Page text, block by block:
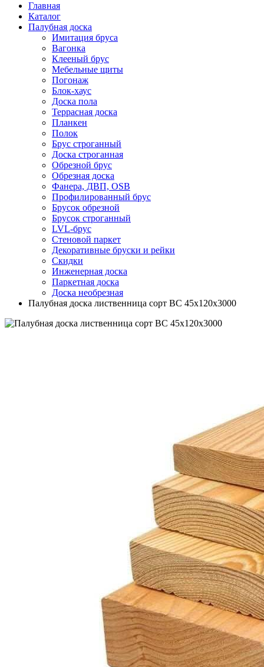
Главная
Каталог
Палубная доска
Имитация бруса
Вагонка
Клееный брус
Мебельные щиты
Погонаж
Блок-хаус
Доска пола
Террасная доска
Планкен
Полок
Брус строганный
Доска строганная
Обрезной брус
Обрезная доска
Фанера, ДВП, OSB
Профилированный брус
Брусок обрезной
Брусок строганный
LVL-брус
Стеновой паркет
Декоративные бруски и рейки
Скидки
Инженерная доска
Паркетная доска
Доска необрезная
Палубная доска лиственница сорт BC 45х120х3000